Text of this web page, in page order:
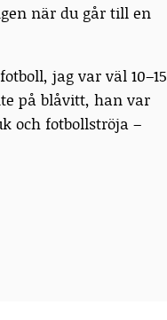
när du går till en
jag var väl 10–15
på blåvitt, han var
och fotbollströja –